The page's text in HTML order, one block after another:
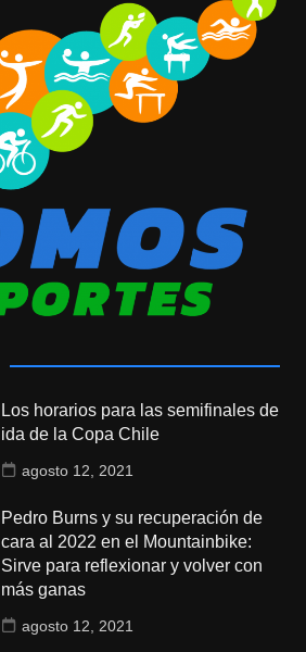
Los horarios para las semifinales de
ida de la Copa Chile
agosto 12, 2021
Pedro Burns y su recuperación de
cara al 2022 en el Mountainbike:
Sirve para reflexionar y volver con
más ganas
agosto 12, 2021